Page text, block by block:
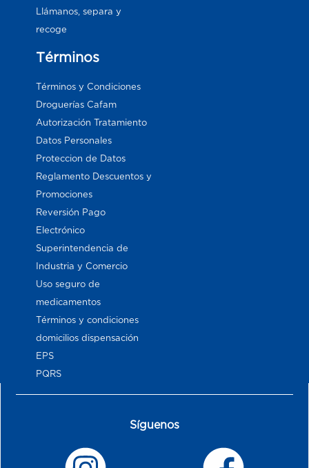
Llámanos, separa y
recoge
Términos
Términos y Condiciones
Droguerías Cafam
Autorización Tratamiento
Datos Personales
Proteccion de Datos
Reglamento Descuentos y
Promociones
Reversión Pago
Electrónico
Superintendencia de
Industria y Comercio
Uso seguro de
medicamentos
Términos y condiciones
domicilios dispensación
EPS
PQRS
Síguenos